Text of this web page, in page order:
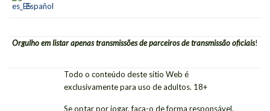
Español
Orgulho em listar apenas transmissões de parceiros de transmissão oficiais!
Todo o conteúdo deste sítio Web é
exclusivamente para uso de adultos. 18+
Se optar por jogar, faça-o de forma responsável.